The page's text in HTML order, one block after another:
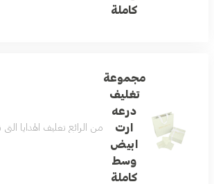
كاملة
مجموعة
تغليف
درعه
ارت
ابيض
وسط
كاملة
من الرائع تغليف الهدايا